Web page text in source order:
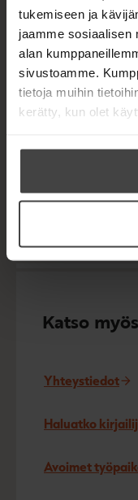
tukemiseen ja
jaamme sosiaalisen
alan
sivustoamme.
tietoja muihin
kerätty, kun olet
CrimeTimen
Blue Moon-
vuodesta 2022
Ekman-
perustivat Blue
Katso myös
Yhteystiedot
Haluatko
Avoimet